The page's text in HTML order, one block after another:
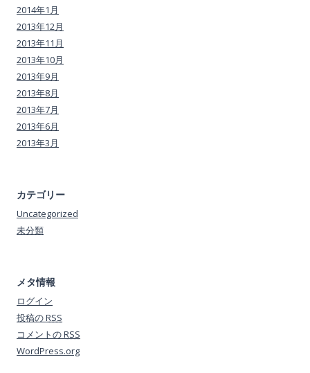
2014年1月
2013年12月
2013年11月
2013年10月
2013年9月
2013年8月
2013年7月
2013年6月
2013年3月
カテゴリー
Uncategorized
未分類
メタ情報
ログイン
投稿のRSS
コメントのRSS
WordPress.org